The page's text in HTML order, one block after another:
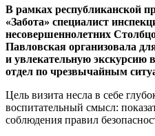
В рамках республиканской
«Забота» специалист
несовершеннолетних
Павловская организовала
и увлекательную экскурсию
отдел по чрезвычайным
Цель визита несла в себе
воспитательный смысл:
соблюдения правил